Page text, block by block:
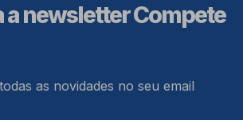
a newsletter Compete
as novidades no seu email